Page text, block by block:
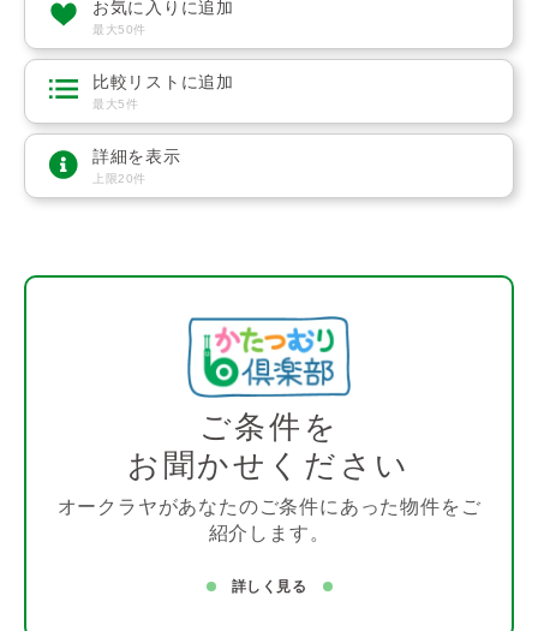
お気に入りに追加
最大50件
比較リストに追加
最大5件
詳細を表示
上限20件
ご条件を
お聞かせください
オークラヤがあなたのご条件にあった物件をご
紹介します。
詳しく見る